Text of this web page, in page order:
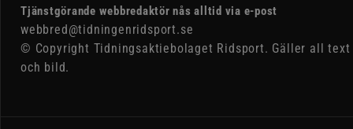
Tjänstgörande webbredaktör nås alltid via e-post
webbred@tidningenridsport.se
© Copyright Tidningsaktiebolaget Ridsport. Gäller all text
och bild.